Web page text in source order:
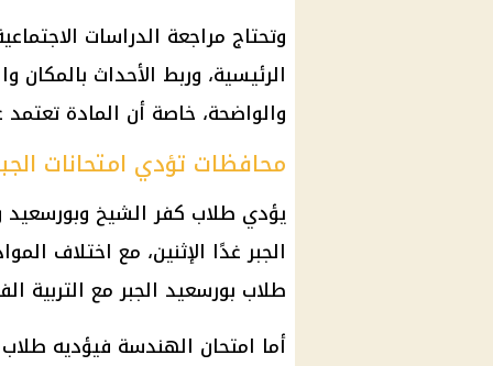
وتحتاج مراجعة الدراسات
الرئيسية، وربط الأحداث بالمكان
والواضحة، خاصة أن المادة
محافظات تؤدي امتحانات
يؤدي طلاب كفر الشيخ وبورسعيد
الجبر غدًا الإثنين، مع اختلاف
طلاب بورسعيد الجبر مع التربية
أما امتحان الهندسة فيؤديه طلاب